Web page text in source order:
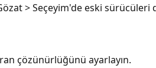
> Seçeyim'de eski
çözünürlüğünü ayarlayın.